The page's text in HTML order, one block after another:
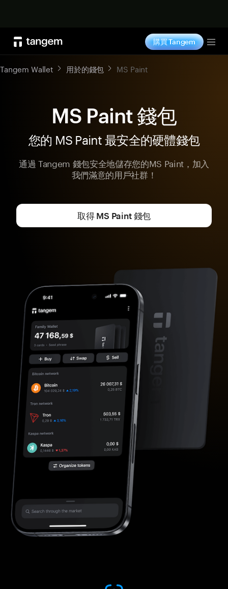
購買 Tangem
Tangem Wallet 用於的錢包 MS Paint
MS Paint 錢包
您的 MS Paint 最安全的硬體錢包
通過 Tangem 錢包安全地儲存您的MS Paint，加入
我們滿意的用戶社群！
取得 MS Paint 錢包